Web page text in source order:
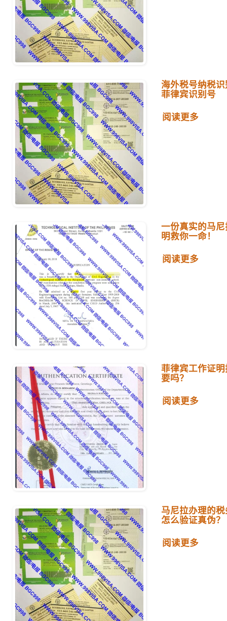
海外税号纳税
菲律宾识别号
阅读更多
一份真实的马
明救你一命！
阅读更多
菲律宾工作证
要吗？
阅读更多
马尼拉办理的
怎么验证真伪？
阅读更多